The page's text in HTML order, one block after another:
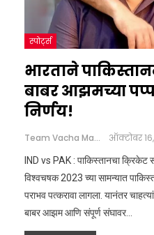
स्पोर्ट्स
भारताने
बाबर आझमच्या
निर्णय!
Team Vacha Marathi ऑक्टोबर
IND vs PAK : पाकिस्तानचा
विश्वचषक 2023 च्या सामन्यात
पराभव पत्करावा लागला. यानंतर
बाबर आझम आणि संपूर्ण संघावर…